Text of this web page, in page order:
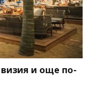
визия и още по-